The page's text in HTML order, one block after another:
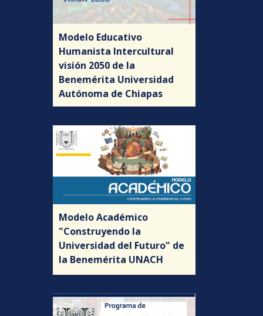
Modelo Educativo
Humanista Intercultural
visión 2050 de la
Benemérita Universidad
Autónoma de Chiapas
Modelo Académico
"Construyendo la
Universidad del Futuro" de
la Benemérita UNACH